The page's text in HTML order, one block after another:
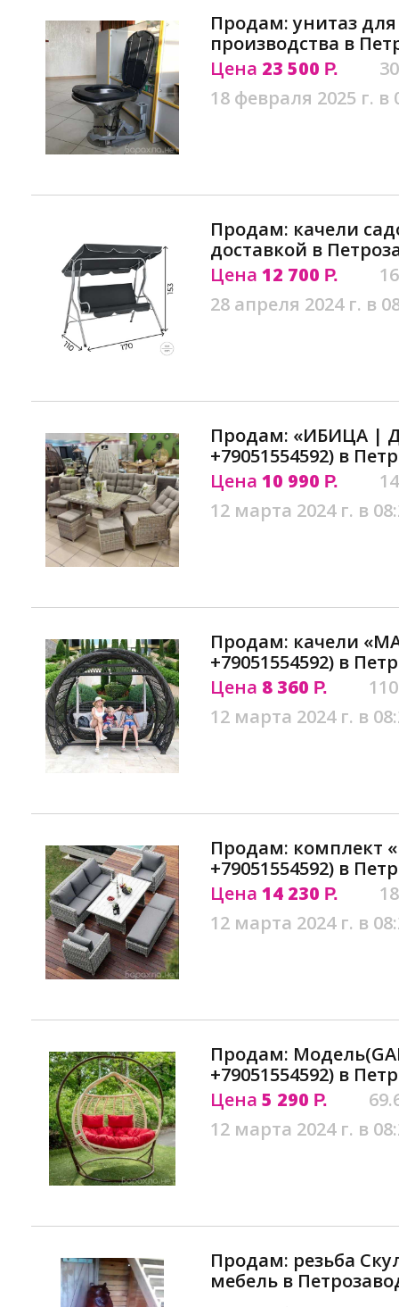
Продам: унитаз
производства в
Цена 23 500 Р.
18 февраля 2025 г. в
Продам: качели
доставкой в
Цена 12 700 Р.
28 апреля 2024 г. в
Продам: «ИБИЦА |
+79051554592) в
Цена 10 990 Р.
12 марта 2024 г. в
Продам: качели
+79051554592) в
Цена 8 360 Р.
12 марта 2024 г. в
Продам: комплект
+79051554592) в
Цена 14 230 Р.
12 марта 2024 г. в
Продам:
+79051554592) в
Цена 5 290 Р.
12 марта 2024 г. в
Продам: резьба
мебель в